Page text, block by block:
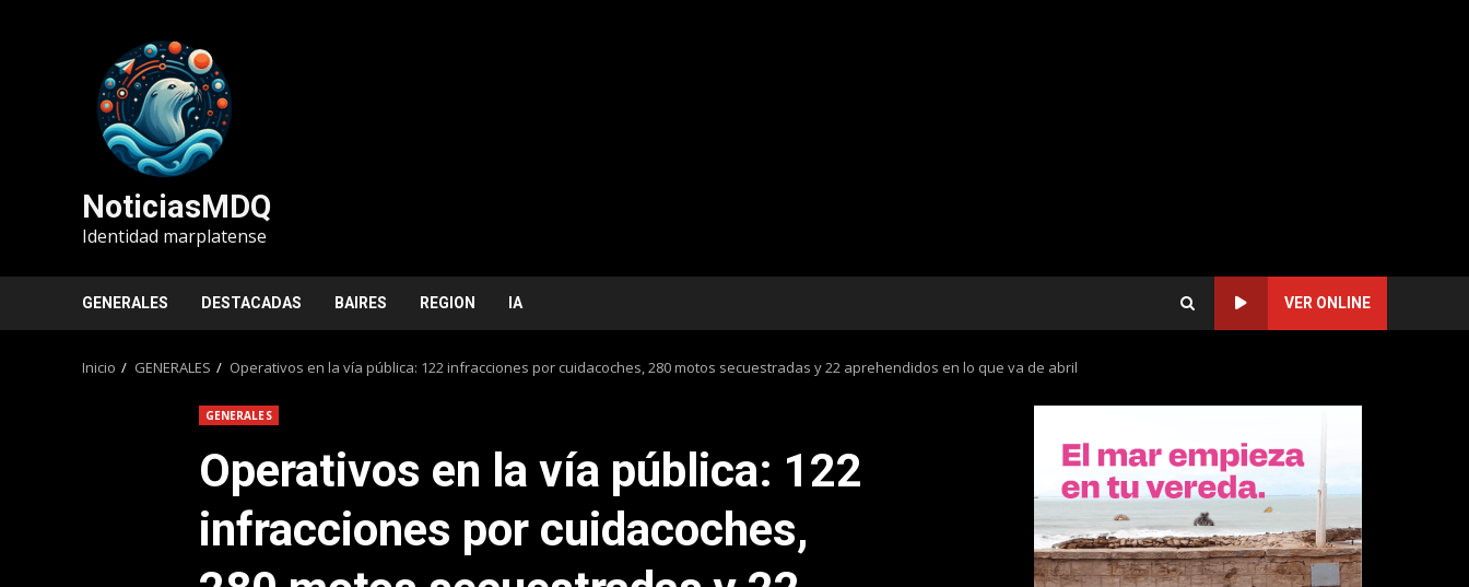
NoticiasMDQ
Identidad marplatense
GENERALES DESTACADAS BAIRES REGION IA VER ONLINE
Inicio GENERALES Operativos en la vía pública: 122 infracciones por cuidacoches, 280 motos secuestradas y 22 aprehendidos en lo que va de abril
GENERALES
Operativos en la vía pública: 122
infracciones por cuidacoches,